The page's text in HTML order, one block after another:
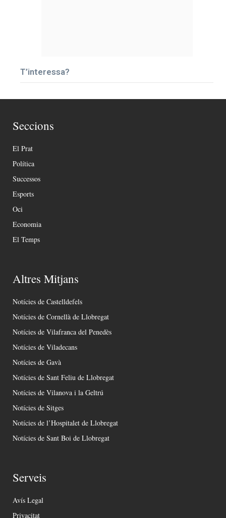
T’interessa?
Seccions
El Prat
Política
Successos
Esports
Oci
Economia
El Temps
Altres Mitjans
Notícies de Castelldefels
Notícies de Cornellà de Llobregat
Notícies de Vilafranca del Penedès
Notícies de Viladecans
Notícies de Gavà
Notícies de Sant Feliu de Llobregat
Notícies de Vilanova i la Geltrú
Notícies de Sitges
Notícies de l’Hospitalet de Llobregat
Notícies de Sant Boi de Llobregat
Serveis
Avís Legal
Privacitat